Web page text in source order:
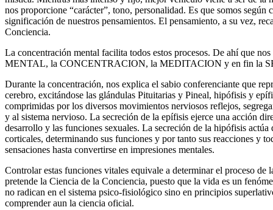
nos proporcione “carácter”, tono, personalidad. Es que somos según
significación de nuestros pensamientos. El pensamiento, a su vez,
Conciencia.
La concentración mental facilita todos estos procesos. De ahí que
MENTAL, la CONCENTRACION, la MEDITACION y en fin la
Durante la concentración, nos explica el sabio conferenciante que
cerebro, excitándose las glándulas Pituitarias y Pineal, hipófisis y
comprimidas por los diversos movimientos nerviosos reflejos,
y al sistema nervioso. La secreción de la epífisis ejerce una acción
desarrollo y las funciones sexuales. La secreción de la hipófisis actúa
corticales, determinando sus funciones y por tanto sus reacciones y
sensaciones hasta convertirse en impresiones mentales.
Controlar estas funciones vitales equivale a determinar el proceso de
pretende la Ciencia de la Conciencia, puesto que la vida es un
no radican en el sistema psico-fisiológico sino en principios
comprender aun la ciencia oficial.